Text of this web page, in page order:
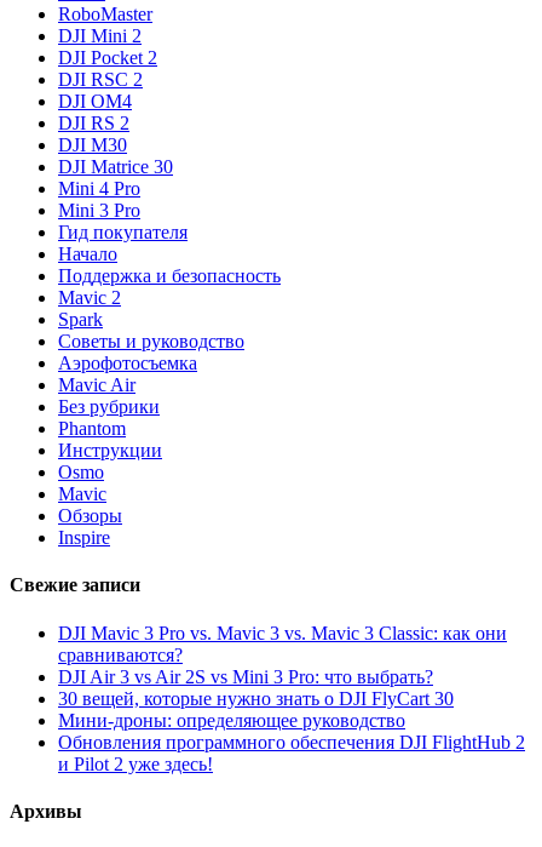
RoboMaster
DJI Mini 2
DJI Pocket 2
DJI RSC 2
DJI OM4
DJI RS 2
DJI M30
DJI Matrice 30
Mini 4 Pro
Mini 3 Pro
Гид покупателя
Начало
Поддержка и безопасность
Mavic 2
Spark
Советы и руководство
Аэрофотосъемка
Mavic Air
Без рубрики
Phantom
Инструкции
Osmo
Mavic
Обзоры
Inspire
Свежие записи
DJI Mavic 3 Pro vs. Mavic 3 vs. Mavic 3 Classic: как они
сравниваются?
DJI Air 3 vs Air 2S vs Mini 3 Pro: что выбрать?
30 вещей, которые нужно знать о DJI FlyCart 30
Мини-дроны: определяющее руководство
Обновления программного обеспечения DJI FlightHub 2
и Pilot 2 уже здесь!
Архивы